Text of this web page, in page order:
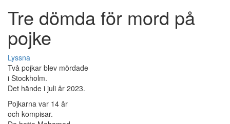
Tre dömda för mord på
pojke
Lyssna
Två pojkar blev mördade
i Stockholm.
Det hände i juli år 2023.
Pojkarna var 14 år
och kompisar.